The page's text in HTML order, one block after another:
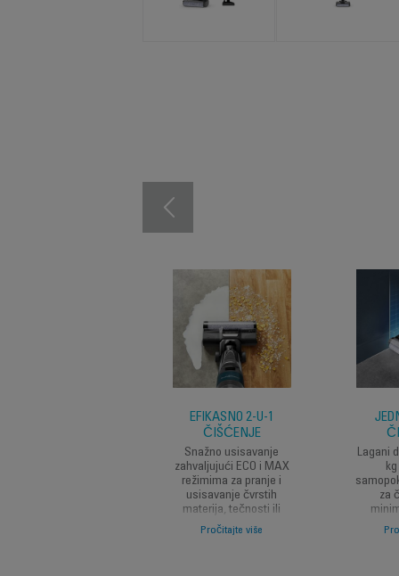
EFIKASNO 2-U-1
ČIŠĆENJE
Snažno usisavanje
zahvaljujući ECO i MAX
režimima za pranje i
usisavanje čvrstih
materija, tečnosti ili
prašine 2x brže uz
konstantan protok sveže
Pročitajte više
Lagani
za